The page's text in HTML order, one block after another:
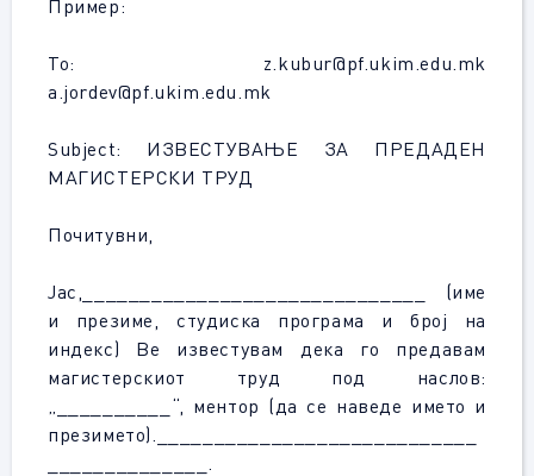
Пример:
То: z.kubur@pf.ukim.edu.mk
a.jordev@pf.ukim.edu.mk
Subject: ИЗВЕСТУВАЊЕ ЗА ПРЕДАДЕН
МАГИСТЕРСКИ ТРУД
Почитувни,
Јас,______________________________ (име
и презиме, студиска програма и број на
индекс) Ве известувам дека го предавам
магистерскиот труд под наслов:
„__________“, ментор (да се наведе името и
презимето).____________________________
______________.